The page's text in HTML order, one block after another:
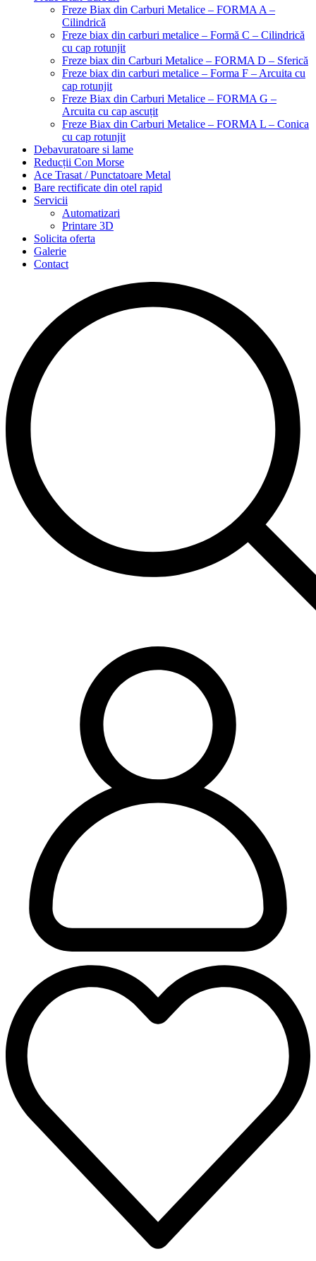
Freze Biax din Carburi Metalice – FORMA A –
Cilindrică
Freze biax din carburi metalice – Formă C – Cilindrică
cu cap rotunjit
Freze biax din Carburi Metalice – FORMA D – Sferică
Freze biax din carburi metalice – Forma F – Arcuita cu
cap rotunjit
Freze Biax din Carburi Metalice – FORMA G –
Arcuita cu cap ascuțit
Freze Biax din Carburi Metalice – FORMA L – Conica
cu cap rotunjit
Debavuratoare si lame
Reducții Con Morse
Ace Trasat / Punctatoare Metal
Bare rectificate din otel rapid
Servicii
Automatizari
Printare 3D
Solicita oferta
Galerie
Contact